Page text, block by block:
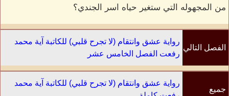
من المجهوله التي ستغير حياه اسر الجندي؟
الفصل التالي
رواية عشق وانتقام (لا تجرح قلبي) للكاتبة آية محمد
رفعت الفصل الخامس عشر
جميع
رواية عشق وانتقام (لا تجرح قلبي) للكاتبة آية محمد